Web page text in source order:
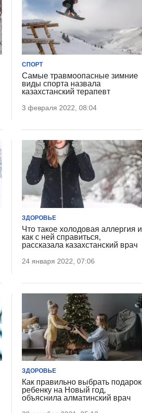
СПОРТ
Самые травмоопасные зимние
виды спорта назвала
казахстанский терапевт
3 февраля 2022, 08:04
ЗДОРОВЬЕ
Что такое холодовая аллергия и
как с ней справиться,
рассказала казахстанский врач
24 января 2022, 07:06
ЗДОРОВЬЕ
Как правильно выбрать подарок
ребенку на Новый год,
объяснила алматинский врач